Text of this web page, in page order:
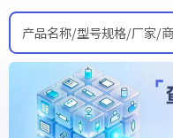
产品名称/型号规格/厂家/